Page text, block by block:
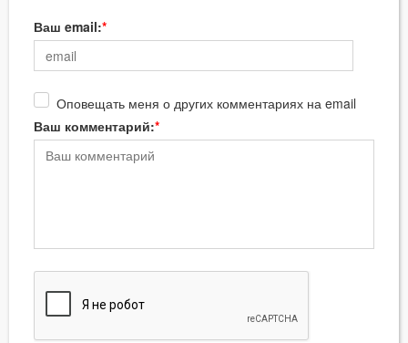
Ваш email:
Оповещать меня о других комментариях на email
Ваш комментарий: